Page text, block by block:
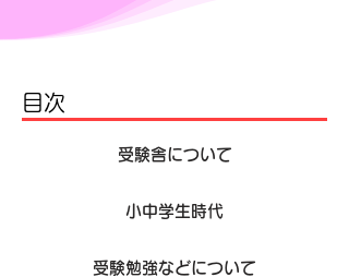
目次
受験舎について
小中学生時代
受験勉強などについて